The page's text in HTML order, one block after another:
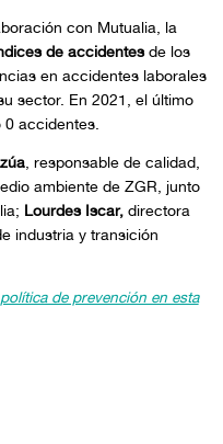
con Mutualia, la
de accidentesde los
en accidentes laborales
sector. En 2021, el último
accidentes.
, responsable de calidad,
ambiente de ZGR, junto
Lourdes Iscar,directora
industria y transición
de prevención en esta